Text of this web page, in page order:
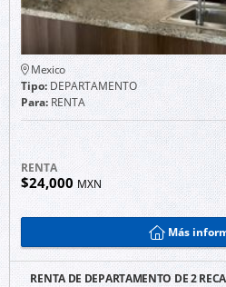
Mexico
Tipo:DEPARTAMENTO
Para:RENTA
RENTA
$24,000 MXN
Más
RENTA DE DEPARTAMENTO DE 2